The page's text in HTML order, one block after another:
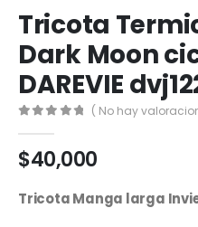
Tricota
Dark Moon
DAREVIE
( No hay
$40,000
Tricota Manga larga